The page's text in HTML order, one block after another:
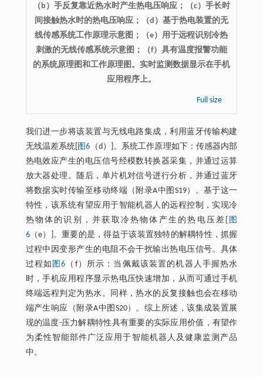
（b）手反复靠近热水时产生热电压响应；（c）手长时
间接触热水时的热电压响应；（d）基于热电装置的无
线传感系统工作原理示意图；（e）用于远程识别冷热
刺激的无线传感系统示意图；（f）具有温度报警功能
的系统原理图和工作原理图。实时监测数据显示在手机
应用程序上。
Full size
我们进一步将该装置与无线电路集成，利用蓝牙传输构建
无线温差系统[ 图6 （d）]。系统工作原理如下：传感器内部
热电效应产生的电压信号经模数转换器采集，并通过运算
放大器处理。随后，单片机对信号进行分析，并通过蓝牙
将数据实时传输至移动终端（附录A中图S19）。基于这一
特性，该系统有望应用于智能机器人的远程控制，实现冷
热物体的识别，并获取冷热物体产生的热电压差[
图
6（e）]。重要的是，得益于该装置独特的解耦特性，抓握
过程中因变形产生的电阻不会干扰输出热电压信号。具体
过程如 图6 （f）所示：当佩戴该装置的机器人手握热水
时，手机应用程序显示热电压快速增加，从而可通过手机
终端远程判定为热水。同样，热水的反复接触也会在移动
端产生响应（附录A中图S20）。综上所述，该集成装置展
现的温度-压力解耦特性具有重要的实际应用价值，有望作
为柔性智能部件广泛应用于智能机器人及健康监测产品
中。